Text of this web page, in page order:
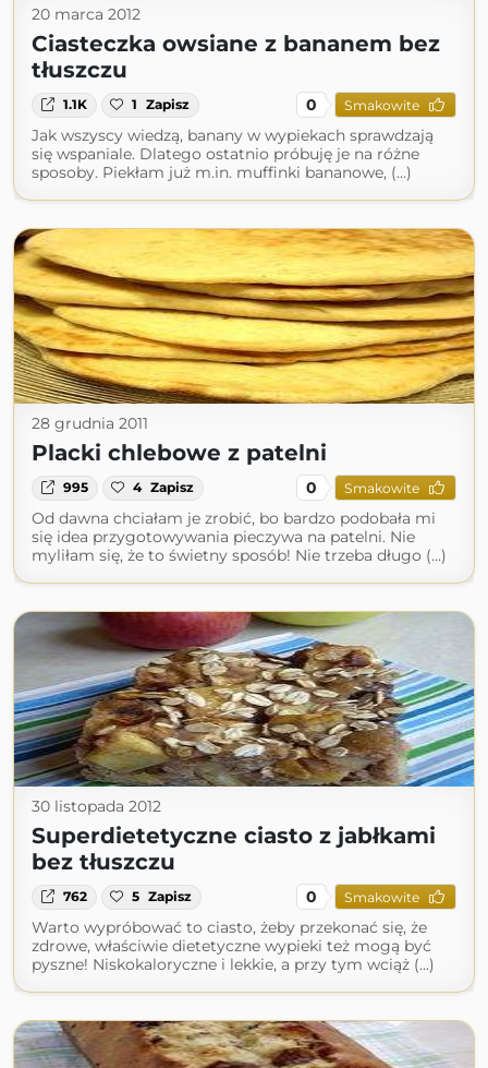
20 marca 2012
Ciasteczka owsiane z bananem bez
tłuszczu
1.1K 1 Zapisz 0 Smakowite
Jak wszyscy wiedzą, banany w wypiekach sprawdzają
się wspaniale. Dlatego ostatnio próbuję je na różne
sposoby. Piekłam już m.in. muffinki bananowe, (...)
28 grudnia 2011
Placki chlebowe z patelni
995 4 Zapisz 0 Smakowite
Od dawna chciałam je zrobić, bo bardzo podobała mi
się idea przygotowywania pieczywa na patelni. Nie
myliłam się, że to świetny sposób! Nie trzeba długo (...)
30 listopada 2012
Superdietetyczne ciasto z jabłkami
bez tłuszczu
762 5 Zapisz 0 Smakowite
Warto wypróbować to ciasto, żeby przekonać się, że
zdrowe, właściwie dietetyczne wypieki też mogą być
pyszne! Niskokaloryczne i lekkie, a przy tym wciąż (...)